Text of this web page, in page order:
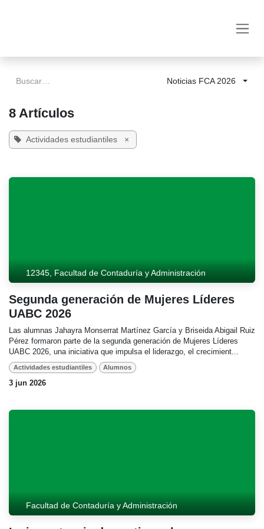
Noticias FCA 2026
8 Artículos
Actividades estudiantiles ×
12345, Facultad de Contaduría y Administración
Segunda generación de Mujeres Líderes UABC
2026
Las alumnas Jahayra Monserrat Martínez García y Briseida Abigail
Ruiz Pérez formaron parte de la segunda generación de Mujeres
Líderes UABC 2026, una iniciativa que impulsa el liderazgo, el
crecimient...
Actividades estudiantiles
Facultad de Contaduría y Administración